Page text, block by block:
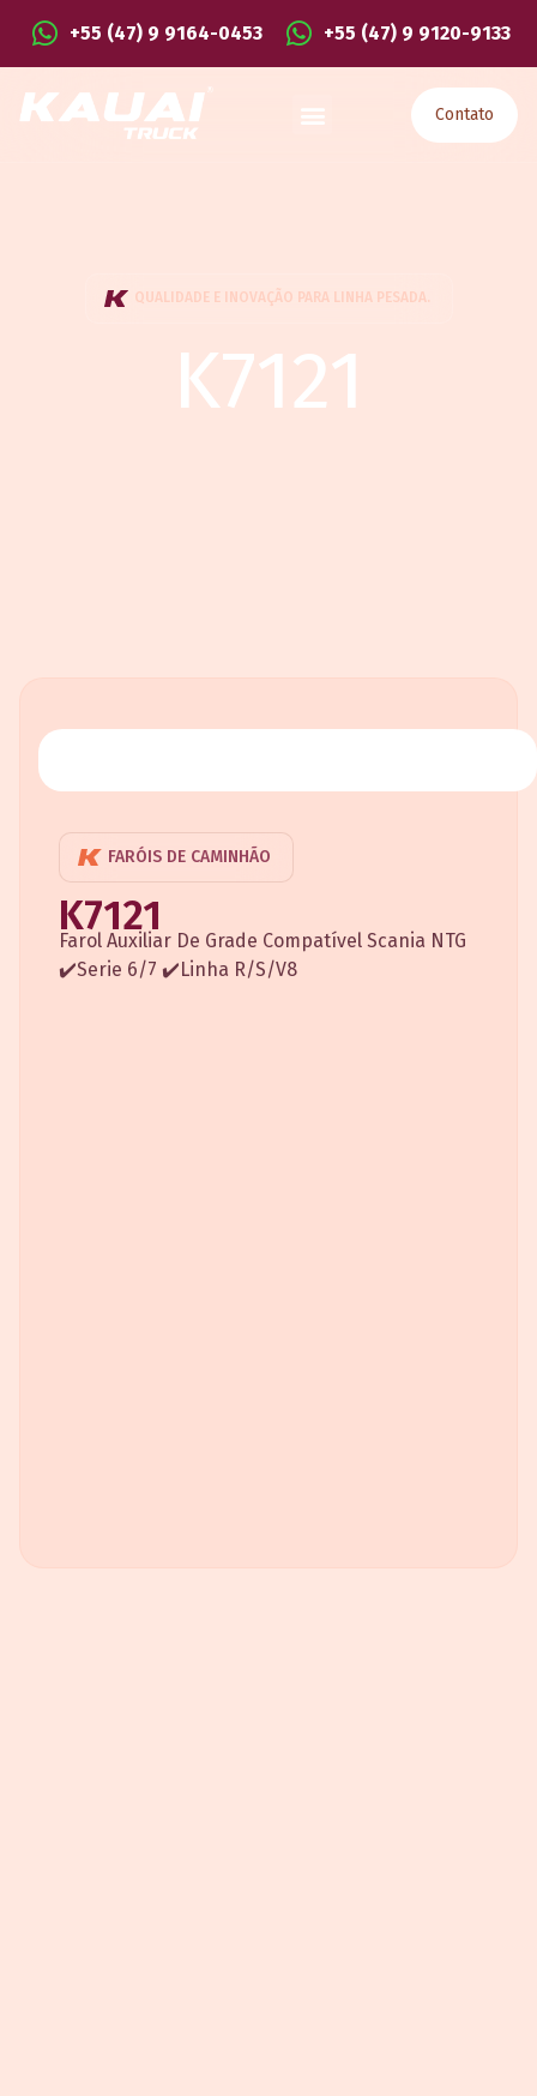
+55 (47) 9 9164-0453 +55 (47) 9 9120-9133
Contato
QUALIDADE E INOVAÇÃO PARA LINHA PESADA.
K7121
FARÓIS DE CAMINHÃO
K7121
Farol Auxiliar De Grade Compatível Scania NTG
✔️Serie 6/7 ✔️Linha R/S/V8